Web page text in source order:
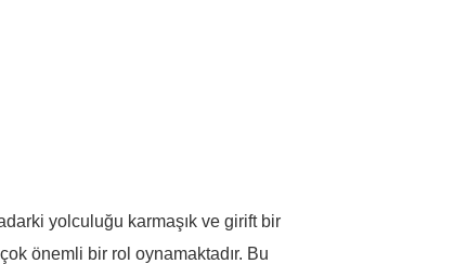
yolculuğu karmaşık ve girift bir
önemli bir rol oynamaktadır. Bu